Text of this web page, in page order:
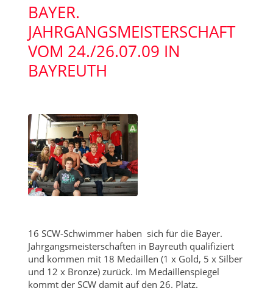
BAYER.
JAHRGANGSMEISTERSCHAFT
VOM 24./26.07.09 IN
BAYREUTH
16 SCW-Schwimmer haben sich für die Bayer.
Jahrgangsmeisterschaften in Bayreuth qualifiziert
und kommen mit 18 Medaillen (1 x Gold, 5 x Silber
und 12 x Bronze) zurück. Im Medaillenspiegel
kommt der SCW damit auf den 26. Platz.